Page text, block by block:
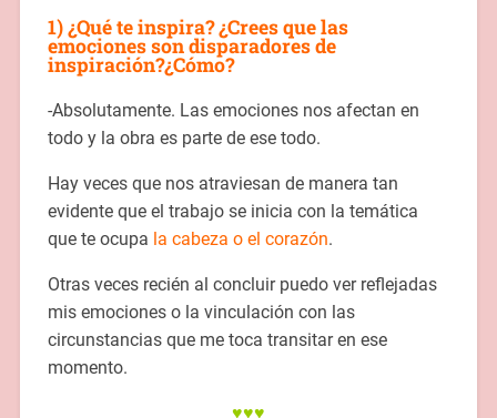
1) ¿Qué te inspira? ¿Crees que las
emociones son disparadores de
inspiración?¿Cómo?
-Absolutamente. Las emociones nos afectan en
todo y la obra es parte de ese todo.
Hay veces que nos atraviesan de manera tan
evidente que el trabajo se inicia con la temática
que te ocupa la cabeza o el corazón.
Otras veces recién al concluir puedo ver reflejadas
mis emociones o la vinculación con las
circunstancias que me toca transitar en ese
momento.
♥♥♥